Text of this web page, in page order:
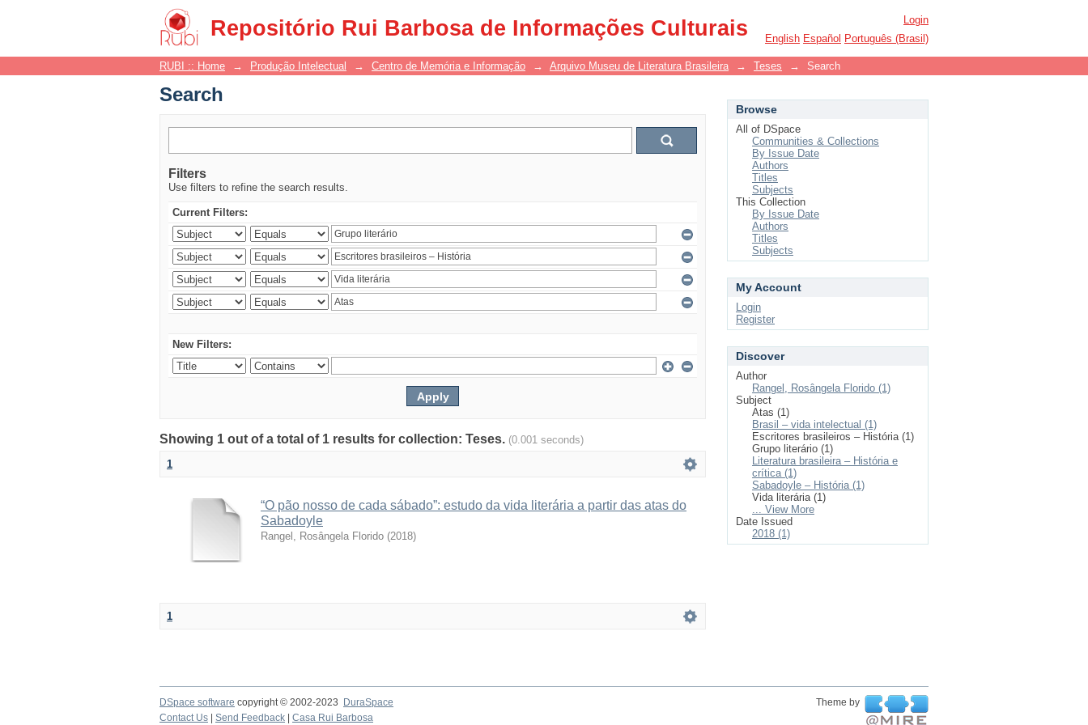
Repositório Rui Barbosa de Informações Culturais
Search
Login
English Español Português (Brasil)
RUBI :: Home → Produção Intelectual → Centro de Memória e Informação → Arquivo Museu de Literatura Brasileira → Teses → Search
Search
Filters
Use filters to refine the search results.
Current Filters:
New Filters:
Showing 1 out of a total of 1 results for collection: Teses. (0.001 seconds)
1
“O pão nosso de cada sábado”: estudo da vida literária a partir das atas do
Sabadoyle
Rangel, Rosângela Florido (2018)
1
Browse
All of DSpace
Communities & Collections
By Issue Date
Authors
Titles
Subjects
This Collection
By Issue Date
Authors
Titles
Subjects
My Account
Login
Register
Discover
Author
Rangel, Rosângela Florido (1)
Subject
Atas (1)
Brasil – vida intelectual (1)
Escritores brasileiros – História (1)
Grupo literário (1)
Literatura brasileira – História e
crítica (1)
Sabadoyle – História (1)
Vida literária (1)
... View More
Date Issued
2018 (1)
DSpace software copyright © 2002-2023 DuraSpace
Theme by
Contact Us
Send Feedback Casa Rui Barbosa